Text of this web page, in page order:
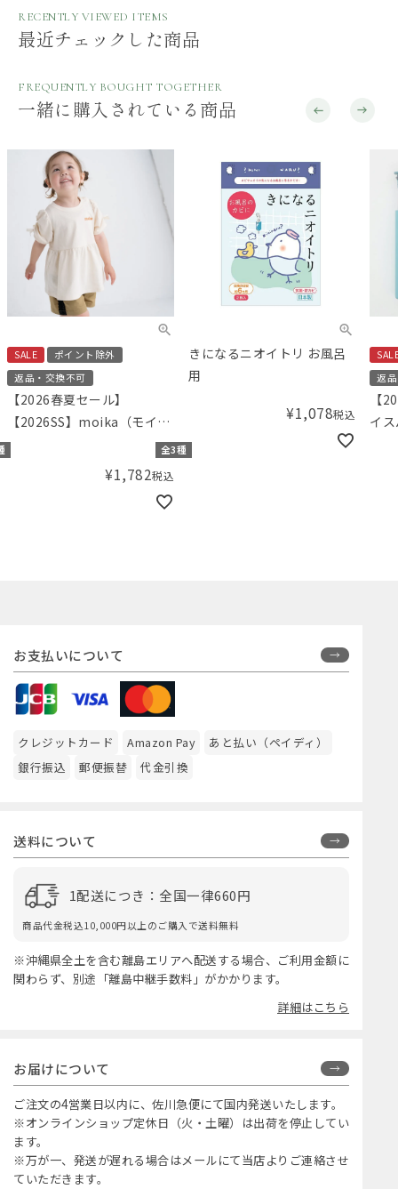
RECENTLY VIEWED ITEMS
最近チェックした商品
FREQUENTLY BOUGHT TOGETHER
一緒に購入されている商品
SALE
ポイント除外
返品・交換不可
【2026春夏セール】
【2026SS】moika（モイ
カ） サイドリボンチュニッ全3種
¥1,782税込
きになるニオイトリ お風呂
用
¥1,078税込
返
【
イ
お支払いについて
クレジットカード Amazon Pay
あと払い（ペイディ）
銀行振込
郵便振替 代金引換
送料について
1配送につき：全国一律660円
商品代金税込10,000円以上のご購入で送料無料
※沖縄県全土を含む離島エリアへ配送する場合、ご利用金額に
関わらず、別途「離島中継手数料」がかかります。
詳細はこちら
お届けについて
ご注文の4営業日以内に、佐川急便にて国内発送いたします。
※オンラインショップ定休日（火・土曜）は出荷を停止してい
ます。
※万が一、発送が遅れる場合はメールにて当店よりご連絡させ
ていただきます。